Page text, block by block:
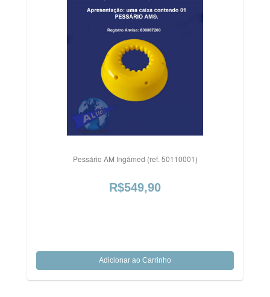
Pessário AM Ingámed (ref. 50110001)
R$549,90